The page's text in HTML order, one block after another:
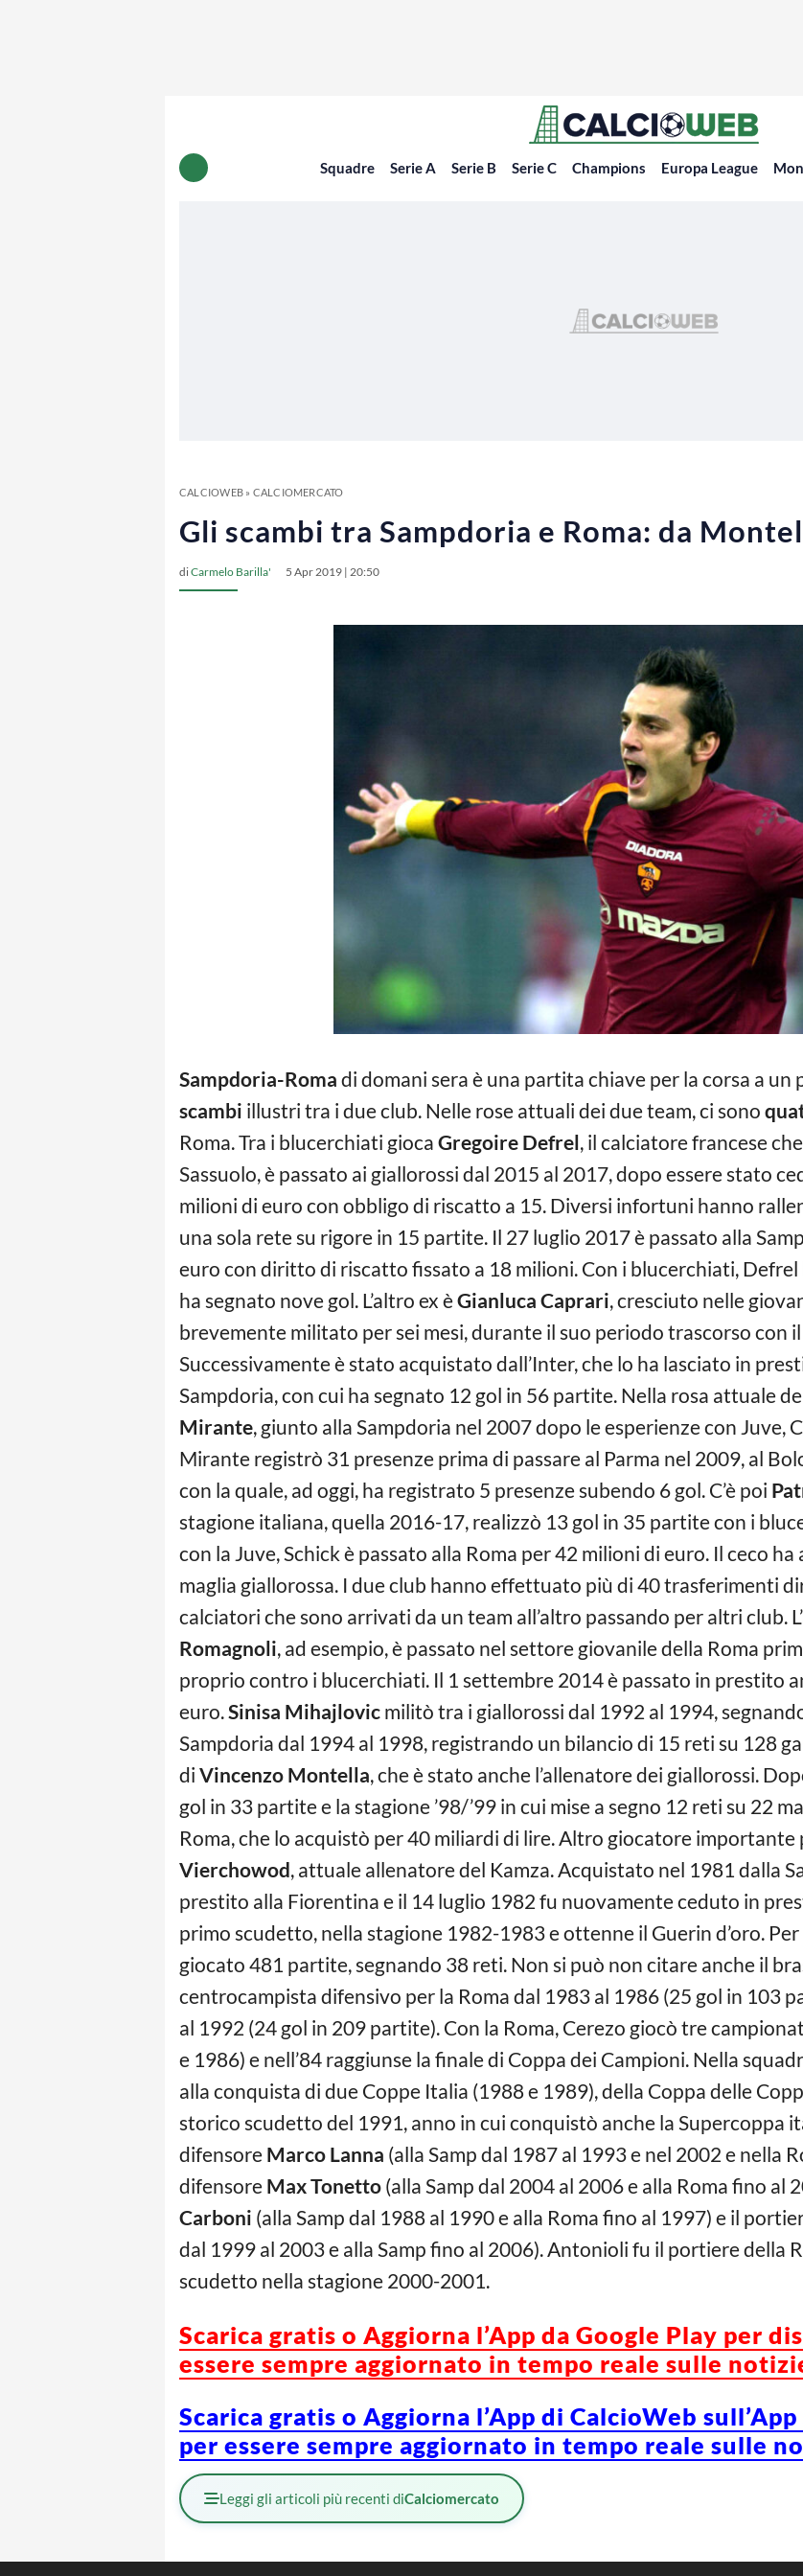
Squadre Serie A Serie B Serie C Champions Europa League
CALCIOWEB» CALCIOMERCATO
Gli scambi tra Sampdoria e Roma: da
diCarmelo Barilla' 5 Apr 2019 | 20:50
Sampdoria-Roma di domani sera è una partita chiave per la corsa a un
scambi illustri tra i due club. Nelle rose attuali dei due team, ci sono
Roma. Tra i blucerchiati gioca Gregoire Defrel, il calciatore francese
Sassuolo, è passato ai giallorossi dal 2015 al 2017, dopo essere stato
milioni di euro con obbligo di riscatto a 15. Diversi infortuni hanno
una sola rete su rigore in 15 partite. Il 27 luglio 2017 è passato alla
euro con diritto di riscatto fissato a 18 milioni. Con i blucerchiati,
ha segnato nove gol. L’altro ex èGianluca Caprari, cresciuto nelle
brevemente militato per sei mesi, durante il suo periodo trascorso con
Successivamente è stato acquistato dall’Inter, che lo ha lasciato in
Sampdoria, con cui ha segnato 12 gol in 56 partite. Nella rosa attuale
Mirante, giunto alla Sampdoria nel 2007 dopo le esperienze con Juve,
Mirante registrò 31 presenze prima di passare al Parma nel 2009, al
con la quale, ad oggi, ha registrato 5 presenze subendo 6 gol. C’è poi
stagione italiana, quella 2016-17, realizzò 13 gol in 35 partite con i
con la Juve, Schick è passato alla Roma per 42 milioni di euro. Il ceco
maglia giallorossa. I due club hanno effettuato più di 40 trasferimenti
calciatori che sono arrivati da un team all’altro passando per altri club.
Romagnoli, ad esempio, è passato nel settore giovanile della Roma
proprio contro i blucerchiati. Il 1 settembre 2014 è passato in prestito
euro.Sinisa Mihajlovic militò tra i giallorossi dal 1992 al 1994,
Sampdoria dal 1994 al 1998, registrando un bilancio di 15 reti su 128
di Vincenzo Montella, che è stato anche l’allenatore dei giallorossi.
gol in 33 partite e la stagione ’98/’99 in cui mise a segno 12 reti su 22
Roma, che lo acquistò per 40 miliardi di lire. Altro giocatore importante
Vierchowod, attuale allenatore del Kamza. Acquistato nel 1981 dalla
prestito alla Fiorentina e il 14 luglio 1982 fu nuovamente ceduto in
primo scudetto, nella stagione 1982-1983 e ottenne il Guerin d’oro.
giocato 481 partite, segnando 38 reti. Non si può non citare anche il
centrocampista difensivo per la Roma dal 1983 al 1986 (25 gol in 103
al 1992 (24 gol in 209 partite). Con la Roma, Cerezo giocò tre
e 1986) e nell’84 raggiunse la finale di Coppa dei Campioni. Nella
alla conquista di due Coppe Italia (1988 e 1989), della Coppa delle
storico scudetto del 1991, anno in cui conquistò anche la Supercoppa
difensore Marco Lanna (alla Samp dal 1987 al 1993 e nel 2002 e nella
difensore Max Tonetto (alla Samp dal 2004 al 2006 e alla Roma fino al
Carboni (alla Samp dal 1988 al 1990 e alla Roma fino al 1997) e il
dal 1999 al 2003 e alla Samp fino al 2006). Antonioli fu il portiere della
scudetto nella stagione 2000-2001.
Scarica gratis o Aggiorna l’App da Google Play per
essere sempre aggiornato in tempo reale sulle
Scarica gratis o Aggiorna l’App di CalcioWeb
per essere sempre aggiornato in tempo reale sulle
Leggi gli articoli più recenti diCalciomercato